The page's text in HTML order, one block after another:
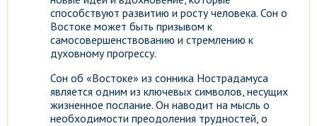
способствуют развитию и росту человека. Сон о
Востоке может быть призывом к
самосовершенствованию и стремлению к
духовному прогрессу.
Сон об «Востоке» из сонника Нострадамуса
является одним из ключевых символов, несущих
жизненное послание. Он наводит на мысль о
необходимости преодоления трудностей, о